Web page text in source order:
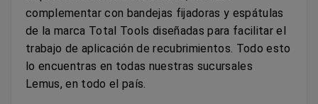
complementar con bandejas fijadoras y espátulas
de la marca Total Tools diseñadas para facilitar el
trabajo de aplicación de recubrimientos. Todo esto
lo encuentras en todas nuestras sucursales
Lemus, en todo el país.